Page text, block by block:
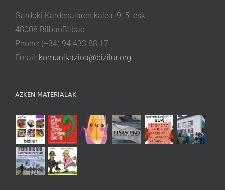
Gardoki Kardenalaren kalea, 9, 5. esk.
48008 BilbaoBilbao
Phone: (+34) 94.433.88.17
Email: komunikazioa@bizilur.org
AZKEN MATERIALAK